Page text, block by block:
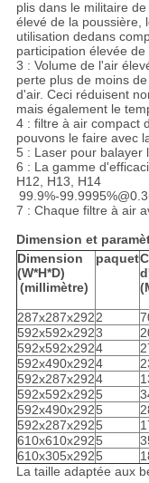
plis dans le militaire
élevé de la poussière,
utilisation dedans
participation élevée
3 : Volume de l'air
perte plus de moins
d'air. Ceci réduisent
mais également le
4 : filtre à air compact
pouvons le faire avec
5 : Laser pour balayer
6 : La gamme
H12, H13, H14
99.9%-
7 : Chaque filtre à air
Dimension et
Dimension
(W*H*D)
(millimètre)
paquet
287x287x2922
592x592x2923
592x592x2924
592x490x2924
592x287x2924
592x592x2925
592x490x2925
592x287x2925
610x610x2925
610x305x2925
La taille adaptée aux